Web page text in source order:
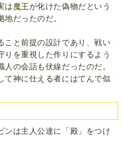
は魔王が化けた偽物だという
だったのだ。
こと前提の設計であり、戦い
りを重視した作りにするよう
の会話も伏線だったのだ。
て神に仕える者にはてんで似
ンは主人公達に「殿」をつけ